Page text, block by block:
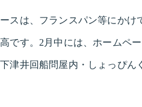
スは、フランスパン等にかけ
です。2月中には、ホームペ
津井回船問屋内・しょっぴ